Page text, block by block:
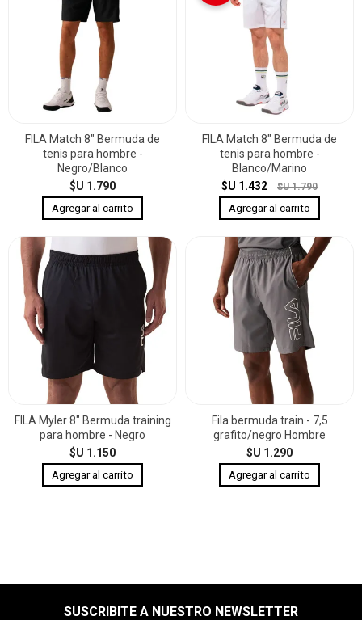
FILA Match 8" Bermuda de
tenis para hombre -
Negro/Blanco
$U 1.790
FILA Match 8" Bermuda de
tenis para hombre -
Blanco/Marino
$U 1.432
$U 1.790
FILA Myler 8" Bermuda training
para hombre - Negro
$U 1.150
Fila bermuda train - 7,5
grafito/negro Hombre
$U 1.290
SUSCRIBITE A NUESTRO NEWSLETTER